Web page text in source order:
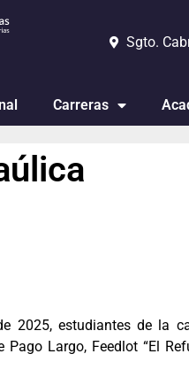
Sgto.
Carreras
2025, estudiantes de la
Pago Largo, Feedlot “El